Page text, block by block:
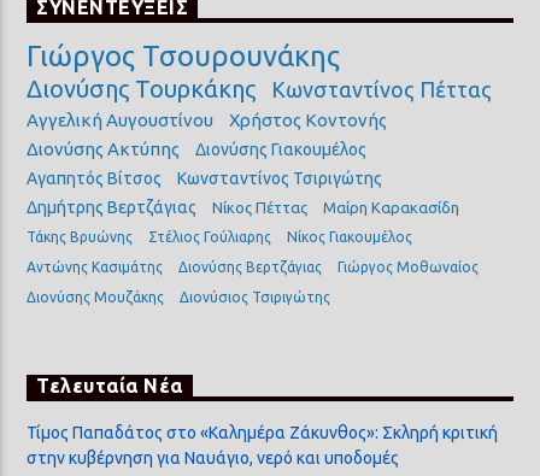
ΣΥΝΕΝΤΕΥΞΕΙΣ
Γιώργος Τσουρουνάκης
Διονύσης Τουρκάκης Κωνσταντίνος Πέττας
Αγγελική Αυγουστίνου
Χρήστος Κοντονής
Διονύσης Ακτύπης
Διονύσης Γιακουμέλος
Αγαπητός Βίτσος
Κωνσταντίνος Τσιριγώτης
Δημήτρης Βερτζάγιας
Νίκος Πέττας Μαίρη Καρακασίδη
Τάκης Βρυώνης Στέλιος Γούλιαρης
Νίκος Γιακουμέλος
Αντώνης Κασιμάτης
Διονύσης Βερτζάγιας
Γιώργος Μοθωναίος
Διονύσης Μουζάκης
Διονύσιος Τσιριγώτης
Τελευταία Νέα
Τίμος Παπαδάτος στο «Καλημέρα Ζάκυνθος»: Σκληρή κριτική
στην κυβέρνηση για Ναυάγιο, νερό και υποδομές